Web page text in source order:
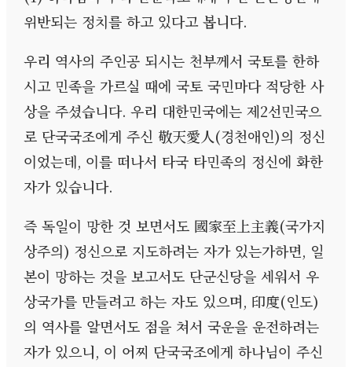
위반되는 정치를 하고 있다고 봅니다.
우리 역사의 주인공 되시는 천부께서 국토를 한하
시고 민족을 가르실 때에 국토 국민마다 적당한 사
상을 주셨습니다. 우리 대한민국에는 제2선민국으
로 단국국조에게 주신 敬天愛人(경천애인)의 정신
이었는데, 이를 떠나서 타국 타민족의 정신에 화한
자가 있습니다.
즉 독일이 망한 것 보면서도 國家至上主義(국가지
상주의) 정신으로 지도하려는 자가 있는가하면, 일
본이 망하는 것을 보고서도 단군신당을 세워서 우
상국가를 만들려고 하는 자도 있으며, 印度(인도)
의 역사를 알면서도 점을 쳐서 국운을 운전하려는
자가 있으니, 이 어찌 단국국조에게 하나님이 주신